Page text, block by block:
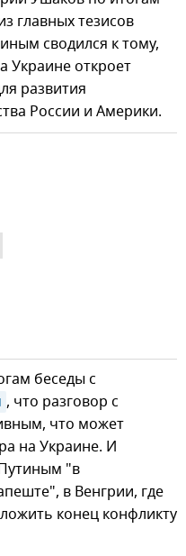
главных тезисов
сводился к тому,
Украине откроет
развития
России и Америки.
беседы с
, что разговор с
что может
на Украине. И
"в
в Венгрии, где
конец конфликту